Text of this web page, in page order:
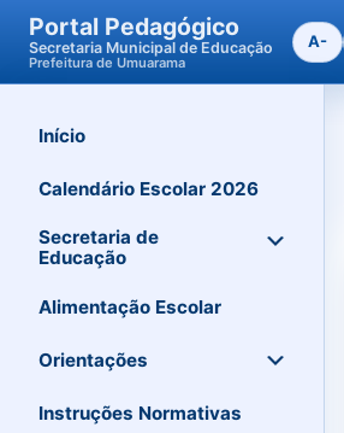
Portal Pedagógico
Secretaria Municipal de Educação
Prefeitura de Umuarama
A-
Início
Calendário Escolar 2026
Secretaria de
Educação
Alimentação Escolar
Orientações
Instruções Normativas